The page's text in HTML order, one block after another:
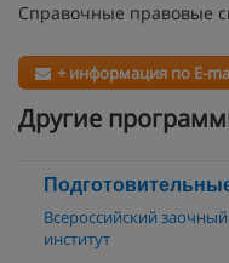
Справочные правовые
+ информация по E-
Другие
Всероссийский
институт